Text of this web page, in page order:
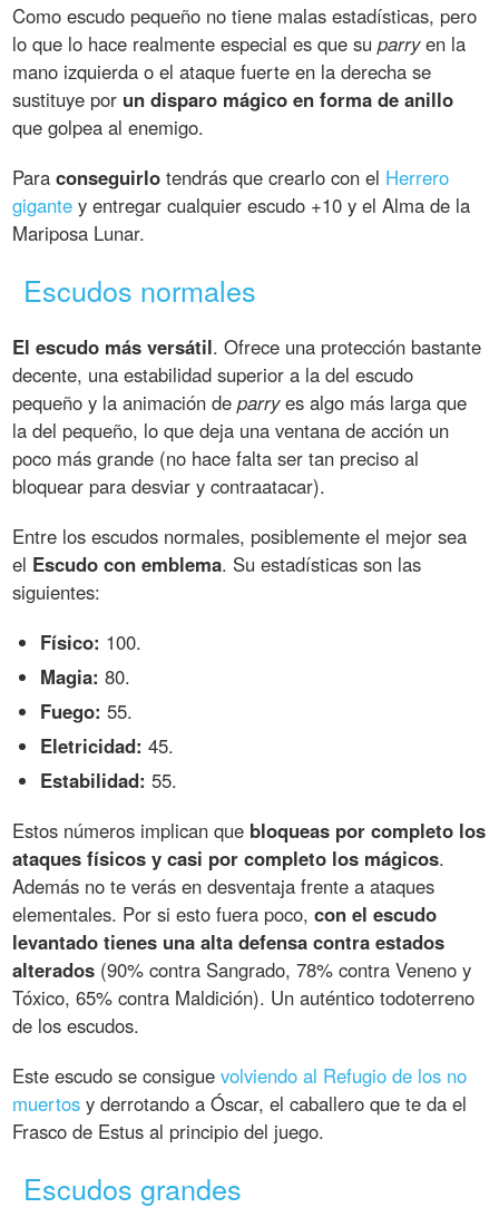
Como escudo pequeño no tiene malas estadísticas, pero
lo que lo hace realmente especial es que suparryen la
mano izquierda o el ataque fuerte en la derecha se
sustituye por un disparo mágico en forma de anillo
que golpea al enemigo.
Paraconseguirlo tendrás que crearlo con el Herrero
gigante y entregar cualquier escudo +10 y el Alma de la
Mariposa Lunar.
Escudos normales
El escudo más versátil. Ofrece una protección bastante
decente, una estabilidad superior a la del escudo
pequeño y la animación deparryes algo más larga que
la del pequeño, lo que deja una ventana de acción un
poco más grande (no hace falta ser tan preciso al
bloquear para desviar y contraatacar).
Entre los escudos normales, posiblemente el mejor sea
el Escudo con emblema. Su estadísticas son las
siguientes:
Físico: 100.
Magia: 80.
Fuego: 55.
Eletricidad: 45.
Estabilidad: 55.
Estos números implican que bloqueas por completo los
ataques físicos y casi por completo los mágicos.
Además no te verás en desventaja frente a ataques
elementales. Por si esto fuera poco,con el escudo
levantado tienes una alta defensa contra estados
alterados (90% contra Sangrado, 78% contra Veneno y
Tóxico, 65% contra Maldición). Un auténtico todoterreno
de los escudos.
Este escudo se consiguevolviendo al Refugio de los no
muertos y derrotando a Óscar, el caballero que te da el
Frasco de Estus al principio del juego.
Escudos grandes